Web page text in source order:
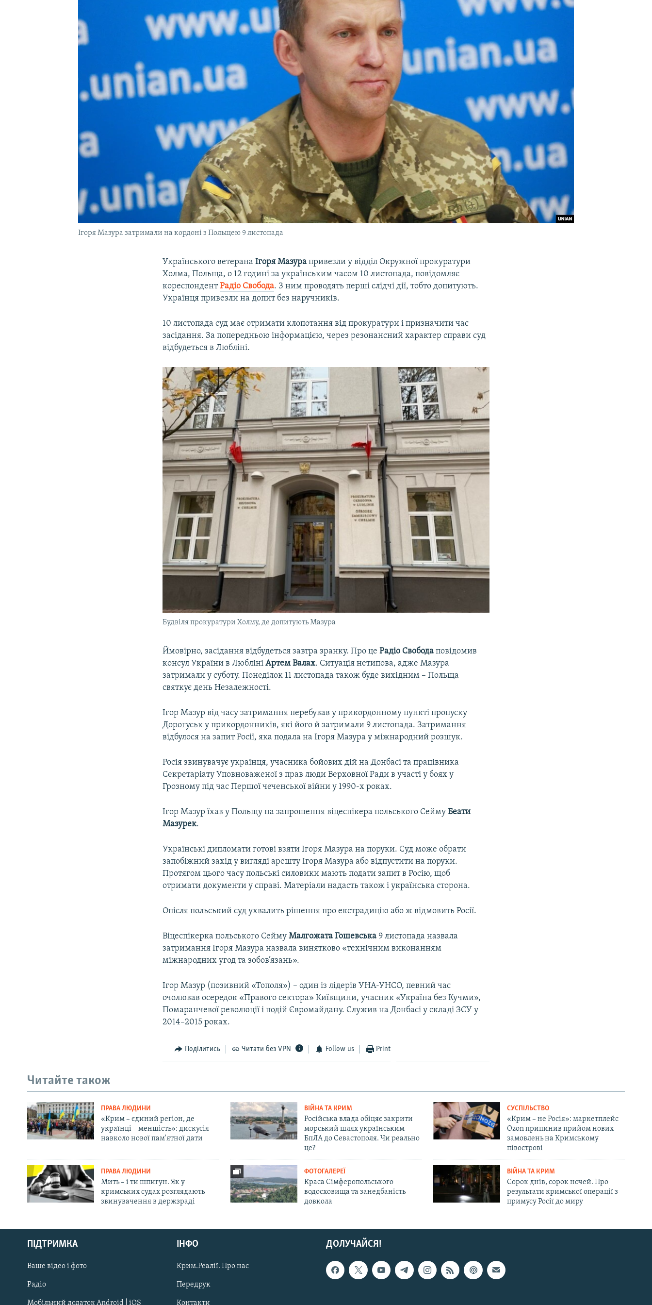
УКРАЇНСЬКА ПРОБЛЕМА КРИМУ
Русский
Qırımtatar
ДОЛУЧАЙСЯ!
Ігоря Мазура затримали на кордоні з Польщею 9 листопада
Українського ветеранаІгоря Мазура привезли у відділ Окружної прокуратури
Холма, Польща, о 12 годині за українським часом 10 листопада, повідомляє
кореспондент Радіо Свобода. З ним проводять перші слідчі дії, тобто допитують.
Українця привезли на допит без наручників.
10 листопада суд має отримати клопотання від прокуратури і призначити час
засідання. За попередньою інформацією, через резонансний характер справи суд
відбудеться в Любліні.
Будвіля прокуратури Холму, де допитують Мазура
Ймовірно, засідання відбудеться завтра зранку. Про цеРадіо Свобода повідомив
консул України в ЛюблініАртем Валах. Ситуація нетипова, адже Мазура
затримали у суботу. Понеділок 11 ​листопада також буде вихідним – Польща
святкує день Незалежності.​
Ігор Мазур від часу затримання перебував у прикордонному пункті пропуску
Дорогуськ у прикордонників, які його й затримали 9 листопада. Затримання
відбулося на запит Росії, яка подала на Ігоря Мазура у міжнародний розшук.
Росія звинувачує українця, учасника бойових дій на Донбасі та працівника
Секретаріату Уповноваженої з прав люди Верховної Ради в участі у боях у
Грозному під час Першої чеченської війни у 1990-х роках.
Ігор Мазур їхав у Польщу на запрошення віцеспікера польського СеймуБеати
Мазурек.
Українські дипломати готові взяти Ігоря Мазура на поруки. Суд може обрати
запобіжний захід у вигляді арешту Ігоря Мазура або відпустити на поруки.
Протягом цього часу польські силовики мають подати запит в Росію, щоб
отримати документи у справі. Матеріали надасть також і українська сторона.
Опісля польський суд ухвалить рішення про екстрадицію або ж відмовить Росії.
Віцеспікерка польського СеймуМалгожата Гошевська 9 листопада назвала
затримання Ігоря Мазура назвала винятково «технічним виконанням
міжнародних угод та зобов’язань».
Ігор Мазур (позивний «Тополя») – один із лідерів УНА-УНСО, певний час
очолював осередок «Правого сектора» Київщини, учасник «Україна без Кучми»,
Помаранчевої революції і подій Євромайдану. Служив на Донбасі у складі ЗСУ у
2014–2015 роках.
Поділитись Читати без VPN Follow us Print
Читайте також
ПРАВА ЛЮДИНИ
«Крим – єдиний регіон, де
українці – меншість»: дискусія
навколо нової пам'ятної дати
ВІЙНА ТА КРИМ
Російська влада обіцяє закрити
морський шлях українським
БпЛА до Севастополя. Чи реально
це?
СУСПІЛЬСТВО
«Крим – не Росія»: маркетплейс
Ozon припинив прийом нових
замовлень на Кримському
півострові
ПРАВА ЛЮДИНИ
Мить – і ти шпигун. Як у
кримських судах розглядають
звинувачення в держзраді
ФОТОГАЛЕРЕЇ
Краса Сімферопольського
водосховища та занедбаність
довкола
ВІЙНА ТА КРИМ
Сорок днів, сорок ночей. Про
результати кримської операції з
примусу Росії до миру
ДОЛУЧАЙСЯ!
ПІДТРИМКА
Ваше відео і фото
Радіо
Мобільний додаток Android | iOS
ІНФО
Крим.Реалії. Про нас
Передрук
Контакти